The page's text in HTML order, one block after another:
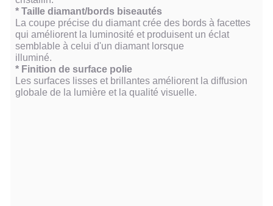
* Taille diamant/bords biseautés
La coupe précise du diamant crée des bords à facettes
qui améliorent la luminosité et produisent un éclat
semblable à celui d'un diamant lorsque
illuminé.
* Finition de surface polie
Les surfaces lisses et brillantes améliorent la diffusion
globale de la lumière et la qualité visuelle.